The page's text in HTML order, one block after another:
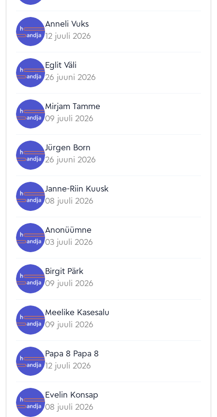
Anneli Vuks
12 juuli 2026
Eglit Väli
26 juuni 2026
Mirjam Tamme
09 juuli 2026
Jürgen Born
26 juuni 2026
Janne-Riin Kuusk
08 juuli 2026
Anonüümne
03 juuli 2026
Birgit Pärk
09 juuli 2026
Meelike Kasesalu
09 juuli 2026
Papa 8 Papa 8
12 juuli 2026
Evelin Konsap
08 juuli 2026